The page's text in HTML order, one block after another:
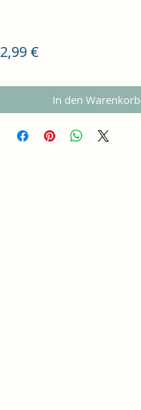
2,99 €Preis
In den Warenkorb